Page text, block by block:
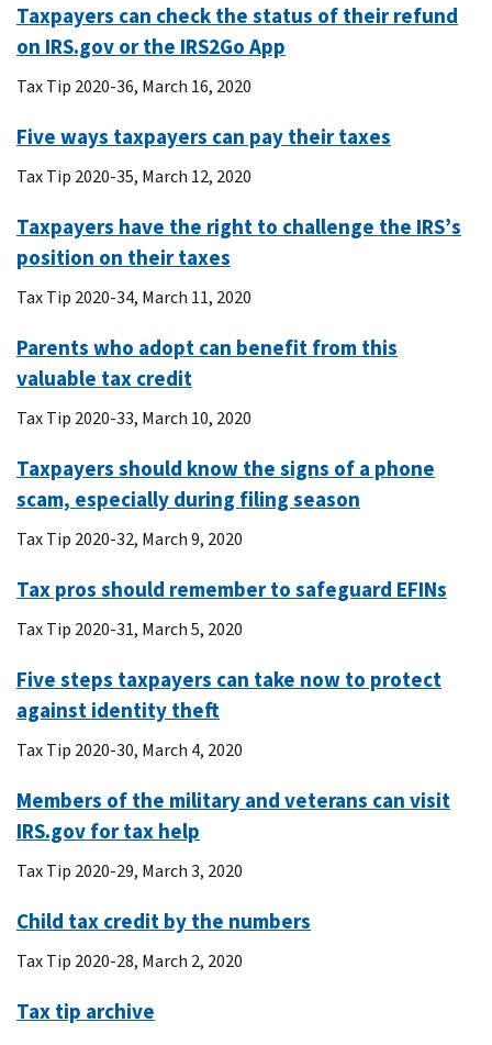
Taxpayers can check the status of their refund
on IRS.gov or the IRS2Go App
Tax Tip 2020-36, March 16, 2020
Five ways taxpayers can pay their taxes
Tax Tip 2020-35, March 12, 2020
Taxpayers have the right to challenge the IRS’s
position on their taxes
Tax Tip 2020-34, March 11, 2020
Parents who adopt can benefit from this
valuable tax credit
Tax Tip 2020-33, March 10, 2020
Taxpayers should know the signs of a phone
scam, especially during filing season
Tax Tip 2020-32, March 9, 2020
Tax pros should remember to safeguard EFINs
Tax Tip 2020-31, March 5, 2020
Five steps taxpayers can take now to protect
against identity theft
Tax Tip 2020-30, March 4, 2020
Members of the military and veterans can visit
IRS.gov for tax help
Tax Tip 2020-29, March 3, 2020
Child tax credit by the numbers
Tax Tip 2020-28, March 2, 2020
Tax tip archive